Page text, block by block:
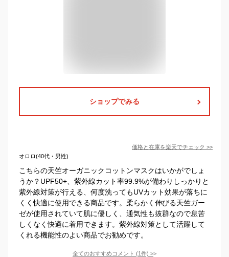
ショップでみる
価格と在庫を楽天でチェック >>
オロロ(40代・男性)
こちらの天竺オーガニックコットンマスクはいかがでしょ
うか？UPF50+、紫外線カット率99.9%が備わりしっかりと
紫外線対策が行える、何度洗ってもUVカット効果が落ちに
くく快適に使用できる商品です。柔らかく伸びる天竺ガー
ゼが使用されていて肌に優しく、通気性も抜群なので息苦
しくなく快適に着用できます。紫外線対策として活躍して
くれる機能性のよい商品でお勧めです。
全てのおすすめコメント (1件) >